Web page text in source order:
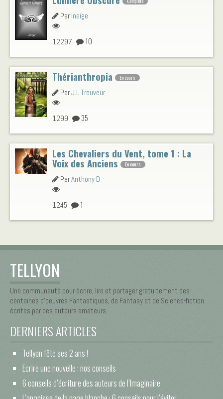
ParIneige
12297 10
Thérianthropia En cours
ParJ.L Treuveur
1299 35
Les Chevaliers du Vent, tome 1 : La
Voix des Anciens En cours
ParAnthony D
1245 1
TELLYON
Une communauté pour écrire, lire et partager gratuitement des
centaines d’oeuvres Fantastiques, de Fantasy et de Science-fiction
écrites par des auteurs amateurs.
DERNIERS ARTICLES
Tellyon fête ses 2 ans !
Ecrire une nouvelle : nos conseils
6 conseils d’écriture des auteurs de l’Imaginaire